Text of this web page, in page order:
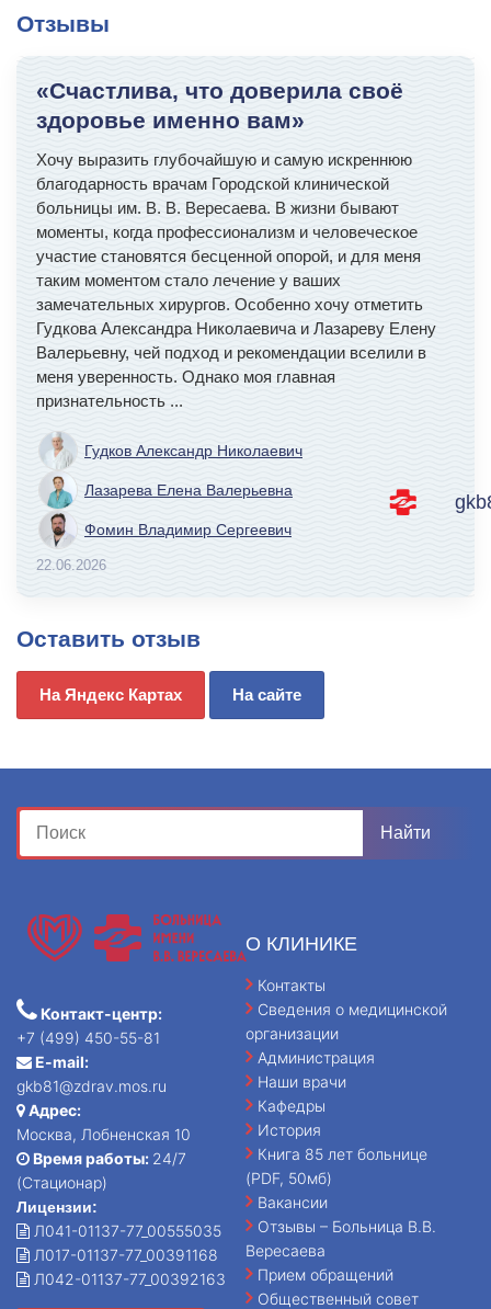
Отзывы
«Счастлива, что доверила своё
здоровье именно вам»
Хочу выразить глубочайшую и самую искреннюю
благодарность врачам Городской клинической
больницы им. В. В. Вересаева. В жизни бывают
моменты, когда профессионализм и человеческое
участие становятся бесценной опорой, и для меня
таким моментом стало лечение у ваших
замечательных хирургов. Особенно хочу отметить
Гудкова Александра Николаевича и Лазареву Елену
Валерьевну, чей подход и рекомендации вселили в
меня уверенность. Однако моя главная
признательность ...
Гудков Александр Николаевич
Лазарева Елена Валерьевна
Фомин Владимир Сергеевич
22.06.2026
Оставить отзыв
На Яндекс Картах На сайте
Контакт-центр:
+7 (499) 450-55-81
E-mail:
gkb81@zdrav.mos.ru
Адрес:
Москва, Лобненская 10
Время работы: 24/7
(Стационар)
Лицензии:
Л041-01137-77_00555035
Л017-01137-77_00391168
Л042-01137-77_00392163
О КЛИНИКЕ
Контакты
Сведения о медицинской
организации
Администрация
Наши врачи
Кафедры
История
Книга 85 лет больнице
(PDF, 50мб)
Вакансии
Отзывы – Больница В.В.
Вересаева
Прием обращений
Общественный совет